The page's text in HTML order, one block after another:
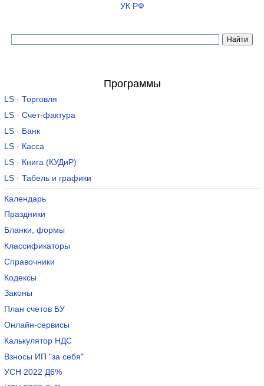
УК РФ
Программы
LS · Торговля
LS · Счет-фактура
LS · Банк
LS · Касса
LS · Книга (КУДиР)
LS · Табель и графики
Календарь
Праздники
Бланки, формы
Классификаторы
Справочники
Кодексы
Законы
План счетов БУ
Онлайн-сервисы
Калькулятор НДС
Взносы ИП "за себя"
УСН 2022 Д6%